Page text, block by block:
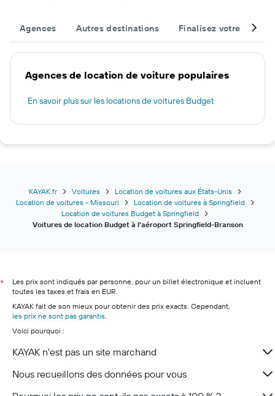
Agences Autres destinations Finalisez votre voyage
Agences de location de voiture populaires
En savoir plus sur les locations de voitures Budget
KAYAK.fr Voitures
Location de voitures aux États-Unis
Location de voitures - Missouri
Location de voitures à Springfield
Location de voitures Budget à Springfield
Voitures de location Budget à l’aéroport Springfield-Branson
*
Les prix sont indiqués par personne, pour un billet électronique et incluent
toutes les taxes et frais en EUR.
KAYAK fait de son mieux pour obtenir des prix exacts. Cependant,
les prix ne sont pas garantis
Voici pourquoi :
KAYAK n'est pas un site marchand
Nous recueillons des données pour vous